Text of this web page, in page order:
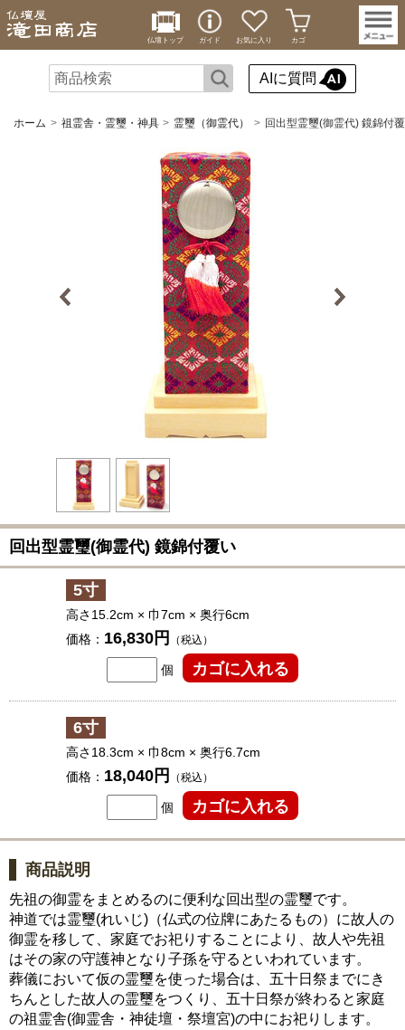
仏壇トップ ガイド お気に入り カゴ
AIに質問
ホーム 祖霊舎・霊璽・神具 霊璽（御霊代） 回出型霊璽(御霊代) 鏡錦付
回出型霊璽(御霊代) 鏡錦付覆い
5寸
高さ15.2cm × 巾7cm × 奥行6cm
価格： 16,830円 （税込）
個
6寸
高さ18.3cm × 巾8cm × 奥行6.7cm
価格： 18,040円 （税込）
個
商品説明
先祖の御霊をまとめるのに便利な回出型の霊璽です。
神道では霊璽(れいじ)（仏式の位牌にあたるもの）に故人の
御霊を移して、家庭でお祀りすることにより、故人や先祖
はその家の守護神となり子孫を守るといわれています。
葬儀において仮の霊璽を使った場合は、五十日祭までにき
ちんとした故人の霊璽をつくり、五十日祭が終わると家庭
の祖霊舎(御霊舎・神徒壇・祭壇宮)の中にお祀りします。